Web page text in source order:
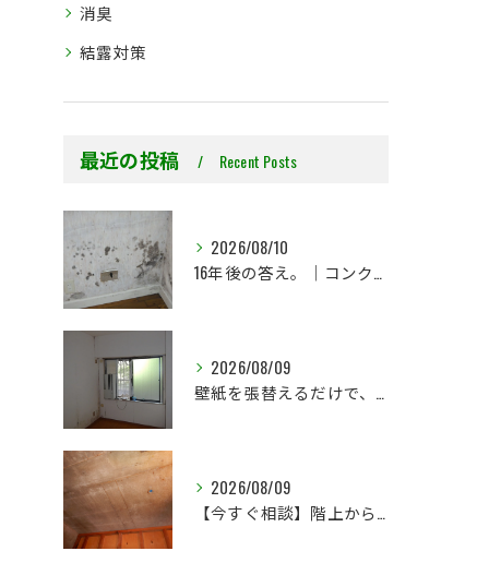
消臭
結露対策
最近の投稿 Recent Posts
2026/08/10
16年後の答え。｜コンクリート直張り壁紙はどうなったのか？
2026/08/09
壁紙を張替えるだけで、本当に大丈夫ですか？
2026/08/09
【今すぐ相談】階上からのちょっとした水漏れ後の小さな防カビ工事